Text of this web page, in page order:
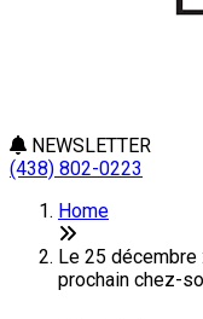
NEWSLETTER
(438) 802-0223
Home
Le 25 décembre
prochain chez-